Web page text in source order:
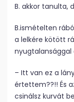
B. akkor tanulta,
B.ismételten
a lelkére kötött
nyugtalansággal
– Itt van ez a
értettem??!! És
csinálsz kurvát